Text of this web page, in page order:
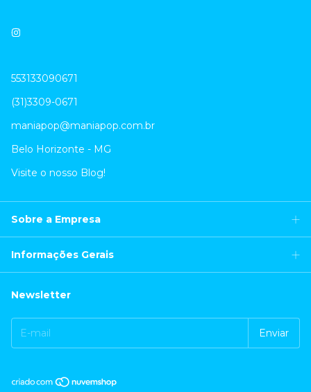
553133090671
(31)3309-0671
maniapop@maniapop.com.br
Belo Horizonte - MG
Visite o nosso Blog!
Sobre a Empresa
Informações Gerais
Newsletter